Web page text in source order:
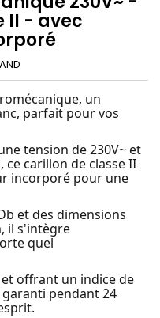
II - avec
un
parfait pour vos
tension de 230V~ et
ce carillon de classe II
incorporé pour une
et des dimensions
il s'intègre
quel
offrant un indice de
pendant 24